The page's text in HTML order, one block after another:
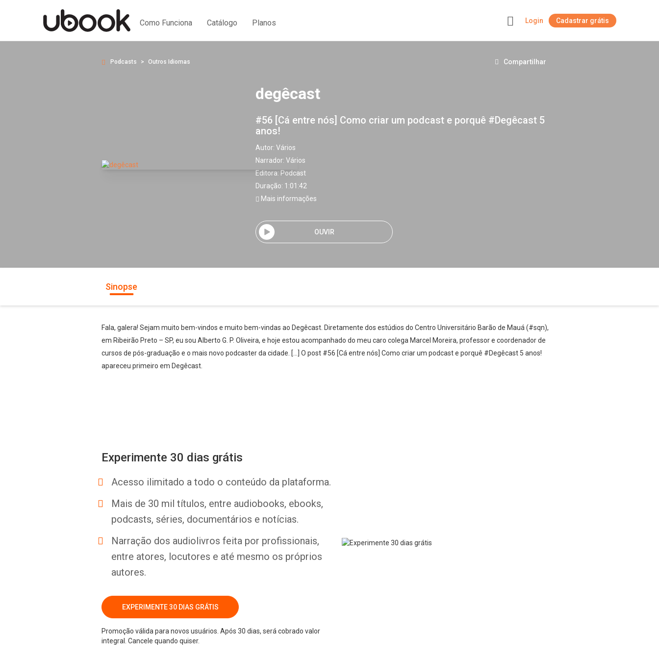
Como Funciona Catálogo Planos Login Cadastrar grátis
Podcasts Outros Idiomas Compartilhar
degêcast
#56 [Cá entre nós] Como criar um podcast e porquê #Degêcast 5
anos!
Autor: Vários
Narrador: Vários
Editora: Podcast
Duração: 1:01:42
Mais informações
OUVIR
Sinopse
Fala, galera! Sejam muito bem-vindos e muito bem-vindas ao Degêcast. Diretamente dos estúdios do Centro Universitário Barão de Mauá (#sqn),
em Ribeirão Preto – SP, eu sou Alberto G. P. Oliveira, e hoje estou acompanhado do meu caro colega Marcel Moreira, professor e coordenador de
cursos de pós-graduação e o mais novo podcaster da cidade. […] O post #56 [Cá entre nós] Como criar um podcast e porquê #Degêcast 5 anos!
apareceu primeiro em Degêcast.
Experimente 30 dias grátis
Acesso ilimitado a todo o conteúdo da plataforma.
Mais de 30 mil títulos, entre audiobooks, ebooks,
podcasts, séries, documentários e notícias.
Narração dos audiolivros feita por profissionais,
entre atores, locutores e até mesmo os próprios
autores.
EXPERIMENTE 30 DIAS GRÁTIS
Promoção válida para novos usuários. Após 30 dias, será cobrado valor
integral. Cancele quando quiser.
Whatsapp Facebook